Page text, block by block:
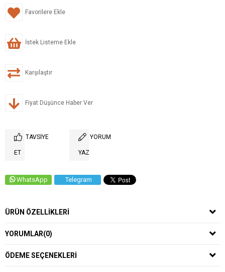
Favorilere Ekle
İstek Listeme Ekle
Karşılaştır
Fiyat Düşünce Haber Ver
TAVSIYE
ET
YORUM
YAZ
WhatsApp Telegram
ÜRÜN ÖZELLIKLERI
YORUMLAR(0)
ÖDEME SEÇENEKLERI